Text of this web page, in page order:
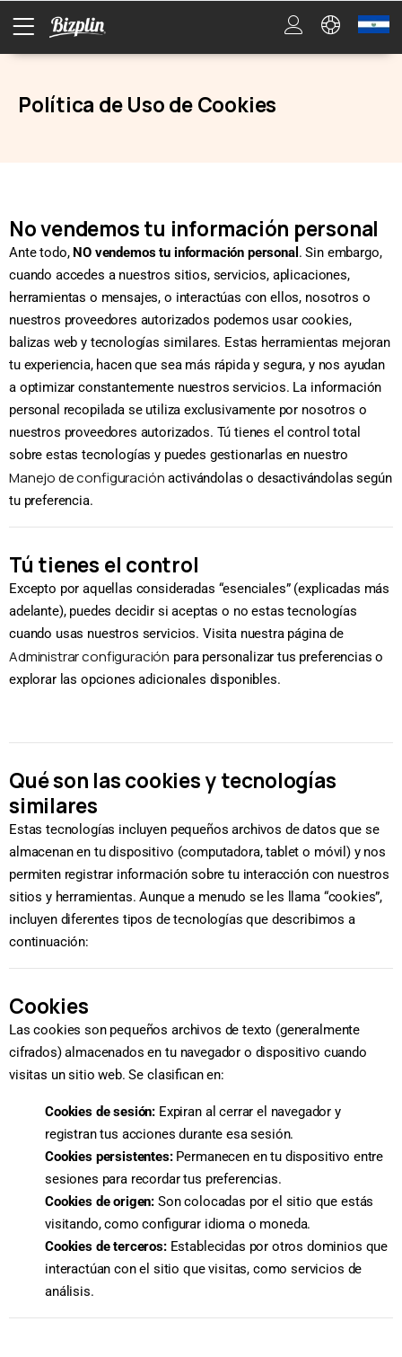
Política de Uso de Cookies
No vendemos tu información personal
Ante todo, NO vendemos tu información personal . Sin embargo,
cuando accedes a nuestros sitios, servicios, aplicaciones,
herramientas o mensajes, o interactúas con ellos, nosotros o
nuestros proveedores autorizados podemos usar cookies,
balizas web y tecnologías similares. Estas herramientas mejoran
tu experiencia, hacen que sea más rápida y segura, y nos ayudan
a optimizar constantemente nuestros servicios. La información
personal recopilada se utiliza exclusivamente por nosotros o
nuestros proveedores autorizados. Tú tienes el control total
sobre estas tecnologías y puedes gestionarlas en nuestro
Manejo de configuración activándolas o desactivándolas según
tu preferencia.
Tú tienes el control
Excepto por aquellas consideradas “esenciales” (explicadas más
adelante), puedes decidir si aceptas o no estas tecnologías
cuando usas nuestros servicios. Visita nuestra página de
Administrar configuración para personalizar tus preferencias o
explorar las opciones adicionales disponibles.
Qué son las cookies y tecnologías
similares
Estas tecnologías incluyen pequeños archivos de datos que se
almacenan en tu dispositivo (computadora, tablet o móvil) y nos
permiten registrar información sobre tu interacción con nuestros
sitios y herramientas. Aunque a menudo se les llama “cookies”,
incluyen diferentes tipos de tecnologías que describimos a
continuación:
Cookies
Las cookies son pequeños archivos de texto (generalmente
cifrados) almacenados en tu navegador o dispositivo cuando
visitas un sitio web. Se clasifican en:
Cookies de sesión: Expiran al cerrar el navegador y
registran tus acciones durante esa sesión.
Cookies persistentes:Permanecen en tu dispositivo entre
sesiones para recordar tus preferencias.
Cookies de origen: Son colocadas por el sitio que estás
visitando, como configurar idioma o moneda.
Cookies de terceros:Establecidas por otros dominios que
interactúan con el sitio que visitas, como servicios de
análisis.